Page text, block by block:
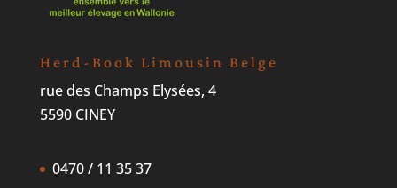
Herd-Book Limousin Belge
rue des Champs Elysées, 4
5590 CINEY
0470 / 11 35 37